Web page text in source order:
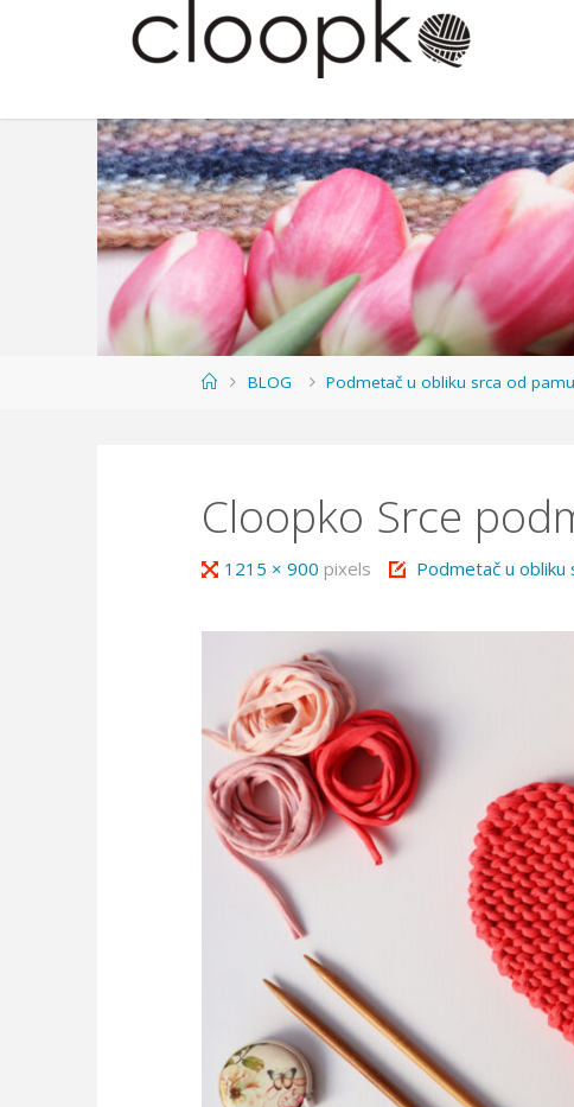
HomeBLOG Podmetač u obliku srca od
Cloopko Srce
Full1215 × 900 pixels Podmetač u obliku